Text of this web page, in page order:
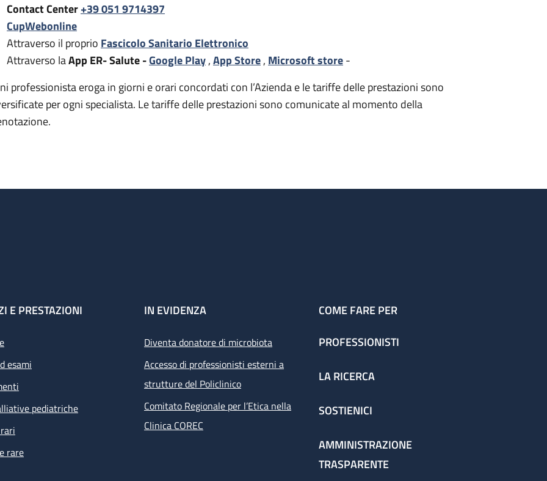
Contact Center+39 051 9714397
CupWebonline
Attraverso il proprio Fascicolo Sanitario Elettronico
Attraverso laApp ER- Salute -Google Play,App Store, Microsoft store-
professionista eroga in giorni e orari concordati con l’Azienda e le tariffe delle prestazioni sono
per ogni specialista. Le tariffe delle prestazioni sono comunicate al momento della
E PRESTAZIONI
esami
pediatriche
rare
IN EVIDENZA
Diventa donatore di microbiota
Accesso di professionisti esterni a
strutture del Policlinico
Comitato Regionale per l’Etica nella
Clinica COREC
COME FARE PER
PROFESSIONISTI
LA RICERCA
SOSTIENICI
AMMINISTRAZIONE
TRASPARENTE